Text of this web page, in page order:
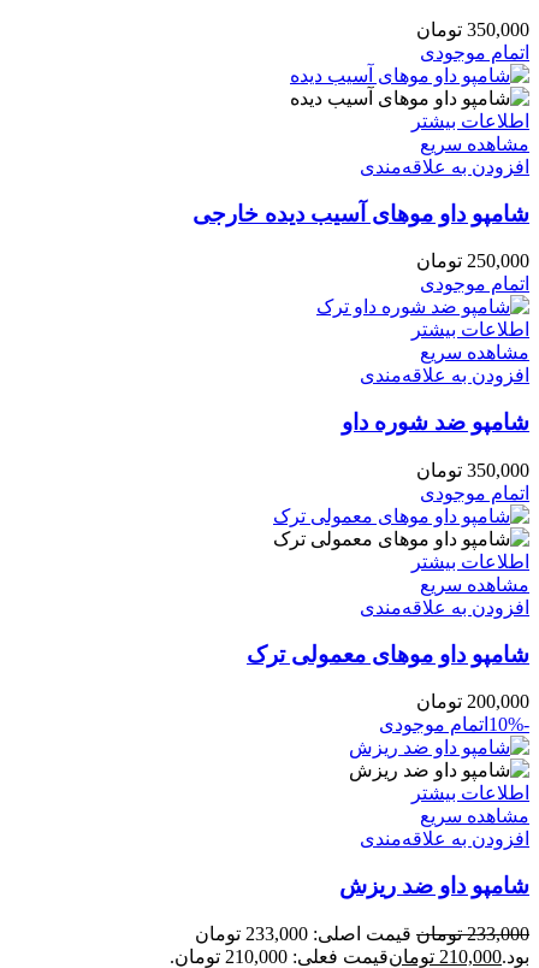
350,000 تومان
اتمام موجودی
اطلاعات بیشتر
مشاهده سریع
افزودن به علاقه‌مندی
شامپو داو موهای آسیب دیده خارجی
250,000 تومان
اتمام موجودی
اطلاعات بیشتر
مشاهده سریع
افزودن به علاقه‌مندی
شامپو ضد شوره داو
350,000 تومان
اتمام موجودی
اطلاعات بیشتر
مشاهده سریع
افزودن به علاقه‌مندی
شامپو داو موهای معمولی ترک
200,000 تومان
-10%
اتمام موجودی
اطلاعات بیشتر
مشاهده سریع
افزودن به علاقه‌مندی
شامپو داو ضد ریزش
233,000 تومان
قیمت اصلی: 233,000 تومان
بود.210,000 تومانقیمت فعلی: 210,000 تومان.